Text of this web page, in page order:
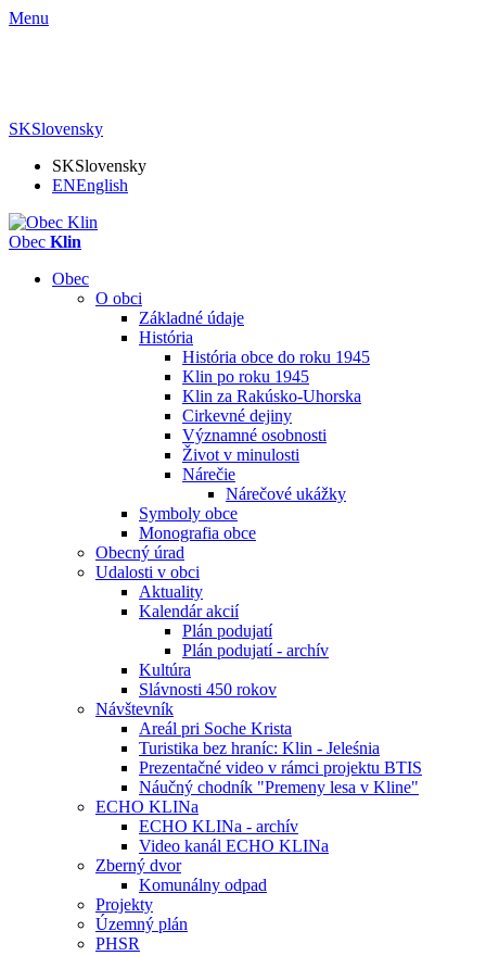
Menu
SKSlovensky
SKSlovensky
ENEnglish
Obec Klin
Obec
O obci
Základné údaje
História
História obce do roku 1945
Klin po roku 1945
Klin za Rakúsko-Uhorska
Cirkevné dejiny
Významné osobnosti
Život v minulosti
Nárečie
Nárečové ukážky
Symboly obce
Monografia obce
Obecný úrad
Udalosti v obci
Aktuality
Kalendár akcií
Plán podujatí
Plán podujatí - archív
Kultúra
Slávnosti 450 rokov
Návštevník
Areál pri Soche Krista
Turistika bez hraníc: Klin - Jeleśnia
Prezentačné video v rámci projektu BTIS
Náučný chodník "Premeny lesa v Kline"
ECHO KLINa
ECHO KLINa - archív
Video kanál ECHO KLINa
Zberný dvor
Komunálny odpad
Projekty
Územný plán
PHSR